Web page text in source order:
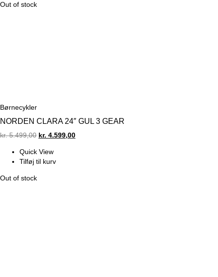
Out of stock
Børnecykler
NORDEN CLARA 24″ GUL 3 GEAR
kr.5.499,00 Original
was:
kr. 5.499,00.
kr. 4.599,00Current
Quick View
Tilføj til kurv
Out of stock